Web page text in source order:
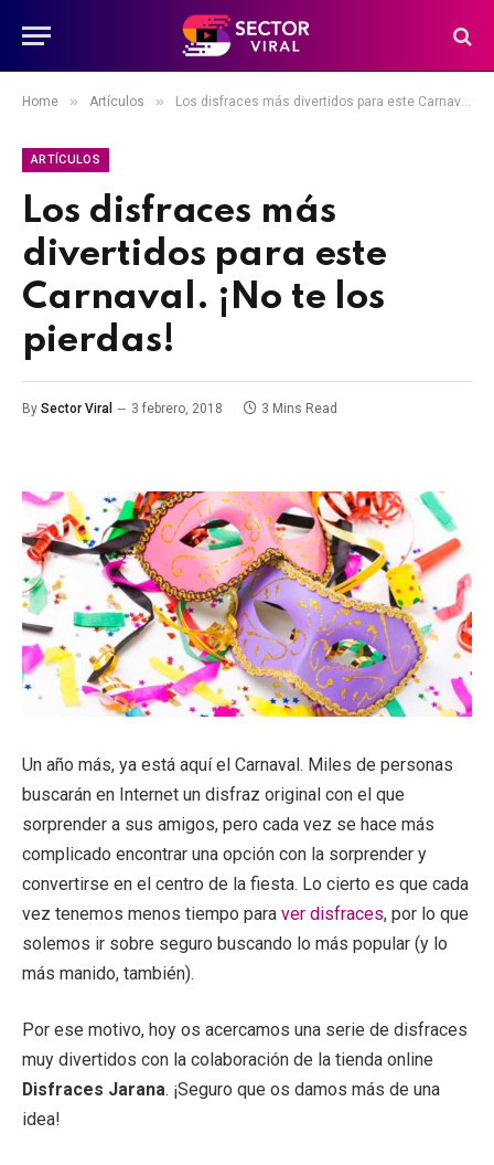
Home » Artículos » Los disfraces más divertidos para este Carnaval. ¡No te los pierdas!
ARTÍCULOS
Los disfraces más
divertidos para este
Carnaval. ¡No te los
pierdas!
By Sector Viral 3 febrero, 2018 3 Mins Read
Un año más, ya está aquí el Carnaval. Miles de personas
buscarán en Internet un disfraz original con el que
sorprender a sus amigos, pero cada vez se hace más
complicado encontrar una opción con la sorprender y
convertirse en el centro de la fiesta. Lo cierto es que cada
vez tenemos menos tiempo para ver disfraces, por lo que
solemos ir sobre seguro buscando lo más popular (y lo
más manido, también).
Por ese motivo, hoy os acercamos una serie de disfraces
muy divertidos con la colaboración de la tienda online
Disfraces Jarana. ¡Seguro que os damos más de una
idea!